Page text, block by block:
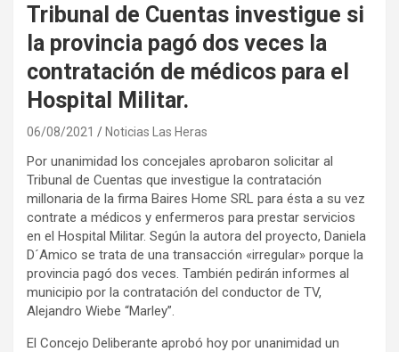
Tribunal de Cuentas investigue si
la provincia pagó dos veces la
contratación de médicos para el
Hospital Militar.
06/08/2021 Noticias Las Heras
Por unanimidad los concejales aprobaron solicitar al
Tribunal de Cuentas que investigue la contratación
millonaria de la firma Baires Home SRL para ésta a su vez
contrate a médicos y enfermeros para prestar servicios
en el Hospital Militar. Según la autora del proyecto, Daniela
D´Amico se trata de una transacción «irregular» porque la
provincia pagó dos veces. También pedirán informes al
municipio por la contratación del conductor de TV,
Alejandro Wiebe “Marley”.
El Concejo Deliberante aprobó hoy por unanimidad un